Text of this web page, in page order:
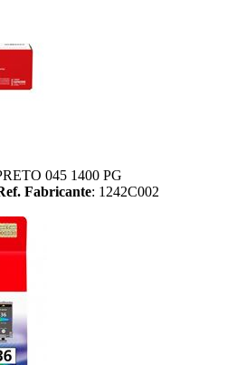
045 1400 PG
Fabricante: 1242C002